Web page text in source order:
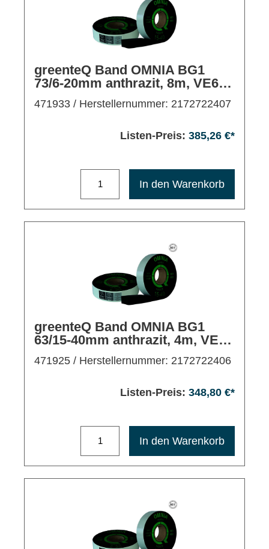
greenteQ Band OMNIA BG1
73/6-20mm anthrazit, 8m, VE6
Rollen
471933 / Herstellernummer: 2172722407
Listen-Preis: 385,26 €*
In den Warenkorb
greenteQ Band OMNIA BG1
63/15-40mm anthrazit, 4m, VE7
Rollen
471925 / Herstellernummer: 2172722406
Listen-Preis: 348,80 €*
In den Warenkorb